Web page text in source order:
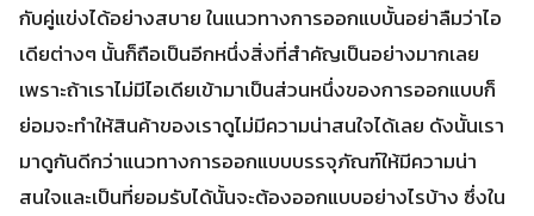
กับคู่แข่งได้อย่างสบาย ในแนวทางการออกแบบั้นอย่าลืมว่าไอ
เดียต่างๆ นั้นก็ถือเป็นอีกหนึ่งสิ่งที่สำคัญเป็นอย่างมากเลย
เพราะถ้าเราไม่มีไอเดียเข้ามาเป็นส่วนหนึ่งของการออกแบบก็
ย่อมจะทำให้สินค้าของเราดูไม่มีความน่าสนใจได้เลย ดังนั้นเรา
มาดูกันดีกว่าแนวทางการออกแบบบรรจุภัณฑ์ให้มีความน่า
สนใจและเป็นที่ยอมรับได้นั้นจะต้องออกแบบอย่างไรบ้าง ซึ่งใน